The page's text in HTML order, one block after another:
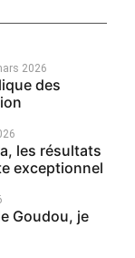
2026
des
les résultats
exceptionnel
Goudou, je